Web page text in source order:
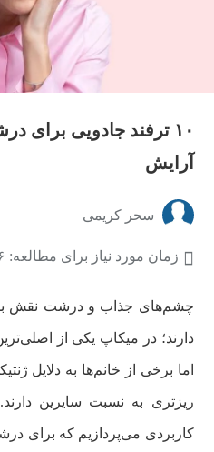
۱۰ ترفند جادویی برای
آرایش
سحر کریمی
زمان مورد نیاز برای مطالعه: ۶ دقیقه
چشم‌های جذاب و درشت نقش
دارند؛ در میکاپ یکی از
اما برخی از خانم‌ها به دلایل
کاربردی می‌پردازیم که برای